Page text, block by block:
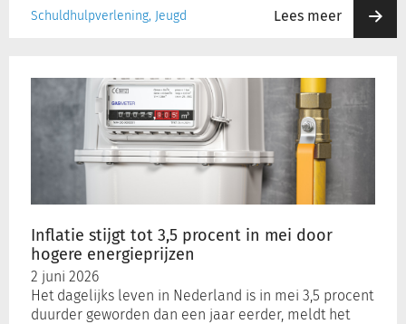
Schuldhulpverlening, Jeugd Lees meer
Inflatie stijgt tot 3,5 procent in mei door
hogere energieprijzen
2 juni 2026
Het dagelijks leven in Nederland is in mei 3,5 procent
duurder geworden dan een jaar eerder, meldt het
door
hogere
energieprijzen